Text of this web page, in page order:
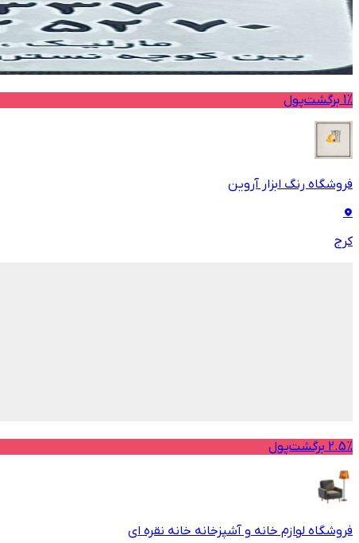
1% برگشت‌پول
فروشگاه رنگ ابزار آروین
کرج
2.5% برگشت‌پول
فروشگاه لوازم خانه و آشپزخانه خانه نقره ای